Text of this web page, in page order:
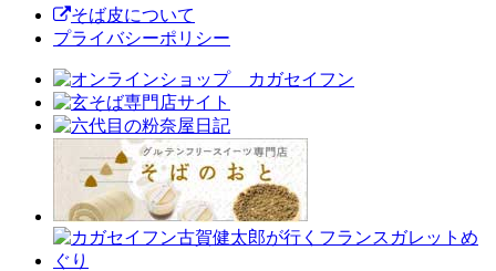
そば皮について
プライバシーポリシー